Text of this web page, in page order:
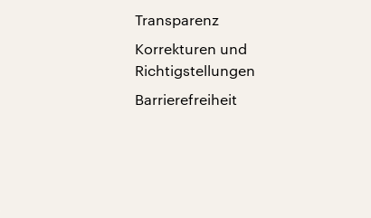
Transparenz
Korrekturen und
Richtigstellungen
Barrierefreiheit